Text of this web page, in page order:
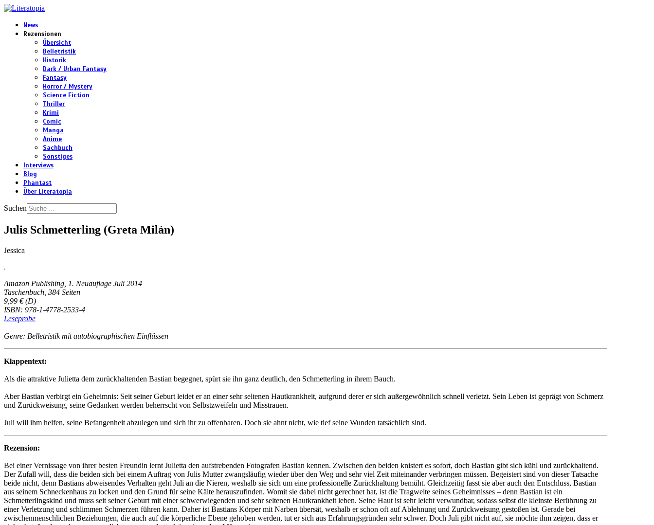
News
Rezensionen
Übersicht
Belletristik
Historik
Dark / Urban Fantasy
Fantasy
Horror / Mystery
Science Fiction
Thriller
Krimi
Comic
Manga
Anime
Sachbuch
Sonstiges
Interviews
Blog
Phantast
Über Literatopia
Suchen
Julis Schmetterling (Greta Milán)
Jessica
Amazon Publishing, 1. Neuauflage Juli 2014
Taschenbuch, 384 Seiten
9,99 € (D)
ISBN: 978-1-4778-2533-4
Leseprobe
Genre: Belletristik mit autobiographischen Einflüssen
Klappentext:
Als die attraktive Julietta dem zurückhaltenden Bastian begegnet, spürt sie ihn ganz deutlich, den Schmetterling in ihrem Bauch.
Aber Bastian verbirgt ein Geheimnis: Seit seiner Geburt leidet er an einer sehr seltenen Hautkrankheit, aufgrund derer er sich außergewöhnlich schnell verletzt. Sein Leben ist geprägt von Schmerz
und Zurückweisung, seine Gedanken werden beherrscht von Selbstzweifeln und Misstrauen.
Juli will ihm helfen, seine Befangenheit abzulegen und sich ihr zu offenbaren. Doch sie ahnt nicht, wie tief seine Wunden tatsächlich sind.
Rezension:
Bei einer Vernissage von ihrer besten Freundin lernt Julietta den aufstrebenden Fotografen Bastian kennen. Zwischen den beiden knistert es sofort, doch Bastian gibt sich kühl und zurückhaltend.
Der Zufall will, dass die beiden sich bei einem Auftrag von Julis Mutter zwangsläufig wieder über den Weg und sehr viel Zeit miteinander verbringen müssen. Begeistert sind von dieser Tatsache
beide nicht, denn Bastians abweisendes Verhalten geht Juli an die Nieren, weshalb sie sich um eine professionelle Zurückhaltung bemüht. Gleichzeitig fasst sie aber auch den Entschluss, Bastian
aus seinem Schneckenhaus zu locken und den Grund für seine Kälte herauszufinden. Womit sie dabei nicht gerechnet hat, ist die Tragweite seines Geheimnisses – denn Bastian ist ein
Schmetterlingskind und muss seit seiner Geburt mit einer schwerwiegenden und sehr seltenen Hautkrankheit leben. Seine Haut ist sehr leicht verwundbar, sodass selbst die kleinste Berührung zu
einer Verletzung und schlimmen Schmerzen führen kann. Daher ist Bastians Körper mit Narben übersät, weshalb er schon oft auf Ablehnung und Zurückweisung gestoßen ist. Gerade bei
zwischenmenschlichen Beziehungen, die auch auf die körperliche Ebene gehoben werden, tut er sich aus Erfahrungsgründen sehr schwer. Doch Juli gibt nicht auf, sie möchte ihm zeigen, dass er